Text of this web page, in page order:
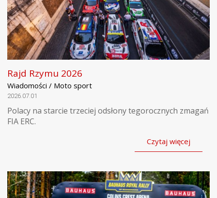
Rajd Rzymu 2026
Wiadomości / Moto sport
2026.07.01
Polacy na starcie trzeciej odsłony tegorocznych zmagań
FIA ERC.
Czytaj więcej